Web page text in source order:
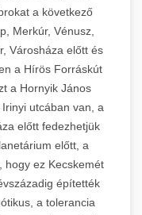
a következő
Merkúr, Vénusz,
Városháza előtt és
a Hírös Forráskút
a Hornyik János
utcában van, a
előtt fedezhetjük
előtt, a
hogy ez Kecskemét
építették
a tolerancia